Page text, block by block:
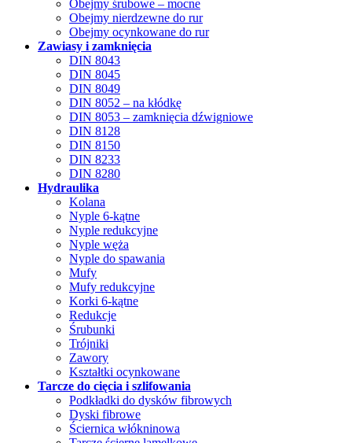
Obejmy śrubowe – mocne
Obejmy nierdzewne do rur
Obejmy ocynkowane do rur
Zawiasy i zamknięcia
DIN 8043
DIN 8045
DIN 8049
DIN 8052 – na kłódkę
DIN 8053 – zamknięcia dźwigniowe
DIN 8128
DIN 8150
DIN 8233
DIN 8280
Hydraulika
Kolana
Nyple 6-kątne
Nyple redukcyjne
Nyple węża
Nyple do spawania
Mufy
Mufy redukcyjne
Korki 6-kątne
Redukcje
Śrubunki
Trójniki
Zawory
Kształtki ocynkowane
Tarcze do cięcia i szlifowania
Podkładki do dysków fibrowych
Dyski fibrowe
Ściernica włókninowa